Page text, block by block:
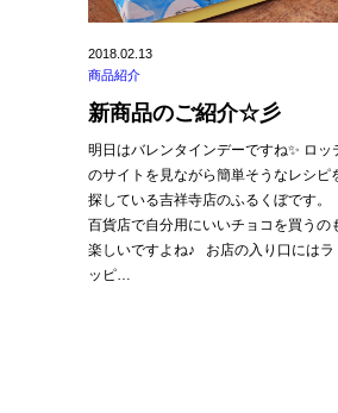
2018.02.13
商品紹介
新商品のご紹介☆彡
明日はバレンタインデーですね✨ ロッ
のサイトを見ながら簡単そうなレシピ
探している吉祥寺店のふるくぼです。
百貨店で自分用にいいチョコを買うの
楽しいですよね♪ お店の入り口にはラ
ッピ…